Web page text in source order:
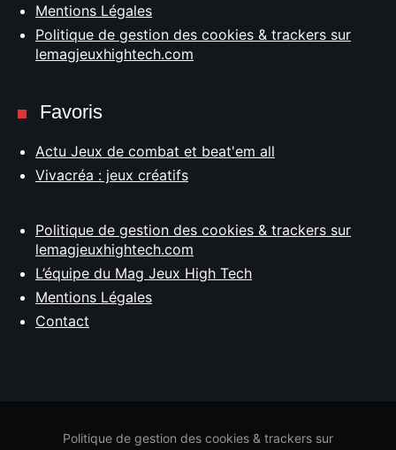
Mentions Légales
Politique de gestion des cookies & trackers sur
lemagjeuxhightech.com
Favoris
Actu Jeux de combat et beat'em all
Vivacréa : jeux créatifs
Politique de gestion des cookies & trackers sur
lemagjeuxhightech.com
L’équipe du Mag Jeux High Tech
Mentions Légales
Contact
Politique de gestion des cookies & trackers sur